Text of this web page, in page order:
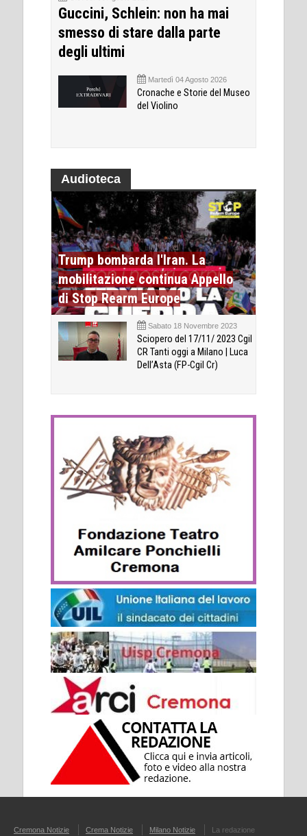
Guccini, Schlein: non ha mai
smesso di stare dalla parte
degli ultimi
Martedì 04 Agosto 2026
Cronache e Storie del Museo
del Violino
Audioteca
Trump bombarda l'Iran. La
mobilitazione continua Appello
di Stop Rearm Europe
Sabato 18 Novembre 2023
Sciopero del 17/11/ 2023 Cgil
CR Tanti oggi a Milano | Luca
Dell’Asta (FP-Cgil Cr)
Cremona Notizie Crema Notizie Milano Notizie
La redazione